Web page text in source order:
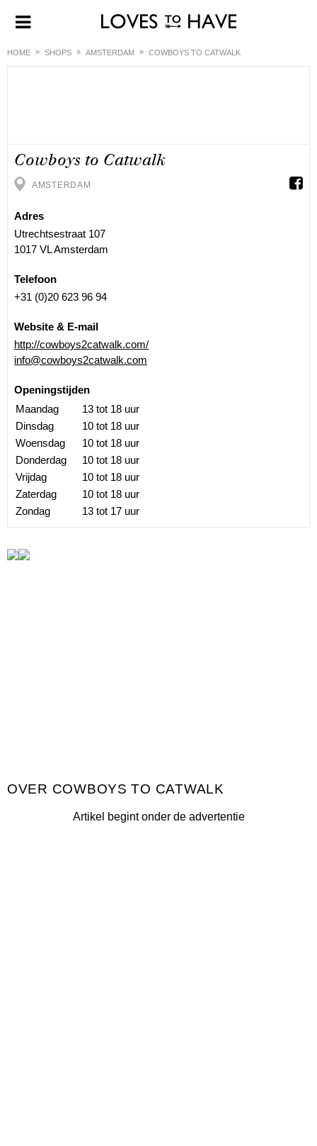
HOME SHOPS AMSTERDAM COWBOYS TO CATWALK
Cowboys to Catwalk
AMSTERDAM
Adres
Utrechtsestraat 107
1017 VL Amsterdam
Telefoon
+31 (0)20 623 96 94
Website & E-mail
http://cowboys2catwalk.com/
info@cowboys2catwalk.com
Openingstijden
Maandag
13 tot 18 uur
Dinsdag
10 tot 18 uur
Woensdag
10 tot 18 uur
Donderdag
10 tot 18 uur
Vrijdag
10 tot 18 uur
Zaterdag
10 tot 18 uur
Zondag
13 tot 17 uur
COWBOYS TO CATWALK
Artikel begint onder de advertentie